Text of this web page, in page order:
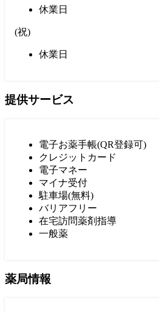
休業日
(祝)
休業日
提供サービス
電子お薬手帳(QR登録可)
クレジットカード
電子マネー
マイナ受付
駐車場(無料)
バリアフリー
在宅訪問薬剤指導
一般薬
薬局情報